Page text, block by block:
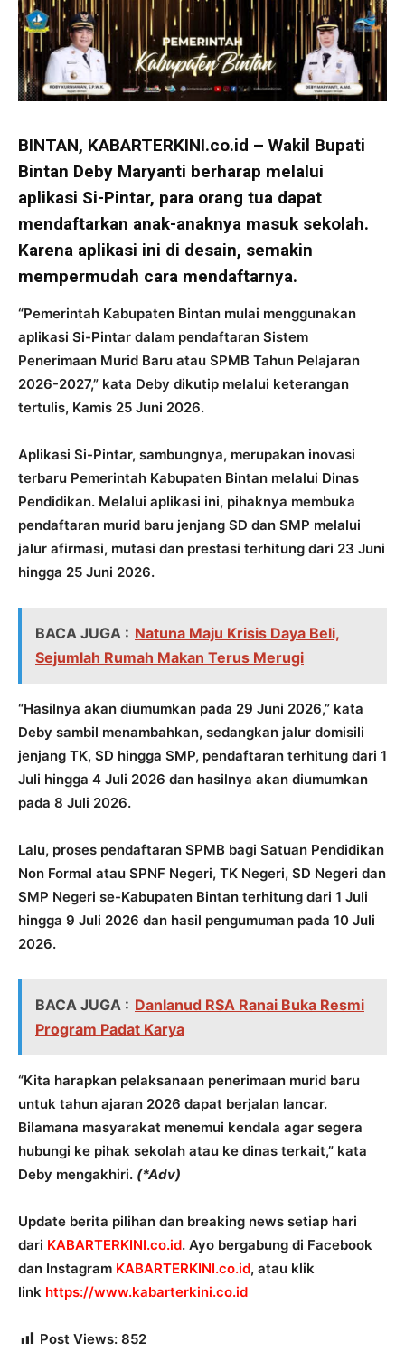
BINTAN, KABARTERKINI.co.id – Wakil Bupati
Bintan Deby Maryanti berharap melalui
aplikasi Si-Pintar, para orang tua dapat
mendaftarkan anak-anaknya masuk sekolah.
Karena aplikasi ini di desain, semakin
mempermudah cara mendaftarnya.
“Pemerintah Kabupaten Bintan mulai menggunakan
aplikasi Si-Pintar dalam pendaftaran Sistem
Penerimaan Murid Baru atau SPMB Tahun Pelajaran
2026-2027,” kata Deby dikutip melalui keterangan
tertulis, Kamis 25 Juni 2026.
Aplikasi Si-Pintar, sambungnya, merupakan inovasi
terbaru Pemerintah Kabupaten Bintan melalui Dinas
Pendidikan. Melalui aplikasi ini, pihaknya membuka
pendaftaran murid baru jenjang SD dan SMP melalui
jalur afirmasi, mutasi dan prestasi terhitung dari 23 Juni
hingga 25 Juni 2026.
BACA JUGA : Natuna Maju Krisis Daya Beli,
Sejumlah Rumah Makan Terus Merugi
“Hasilnya akan diumumkan pada 29 Juni 2026,” kata
Deby sambil menambahkan, sedangkan jalur domisili
jenjang TK, SD hingga SMP, pendaftaran terhitung dari 1
Juli hingga 4 Juli 2026 dan hasilnya akan diumumkan
pada 8 Juli 2026.
Lalu, proses pendaftaran SPMB bagi Satuan Pendidikan
Non Formal atau SPNF Negeri, TK Negeri, SD Negeri dan
SMP Negeri se-Kabupaten Bintan terhitung dari 1 Juli
hingga 9 Juli 2026 dan hasil pengumuman pada 10 Juli
2026.
BACA JUGA : Danlanud RSA Ranai Buka Resmi
Program Padat Karya
“Kita harapkan pelaksanaan penerimaan murid baru
untuk tahun ajaran 2026 dapat berjalan lancar.
Bilamana masyarakat menemui kendala agar segera
hubungi ke pihak sekolah atau ke dinas terkait,” kata
Deby mengakhiri. (*Adv)
Update berita pilihan dan breaking news setiap hari
dari KABARTERKINI.co.id. Ayo bergabung di Facebook
dan Instagram KABARTERKINI.co.id, atau klik
link https://www.kabarterkini.co.id
Post Views: 852